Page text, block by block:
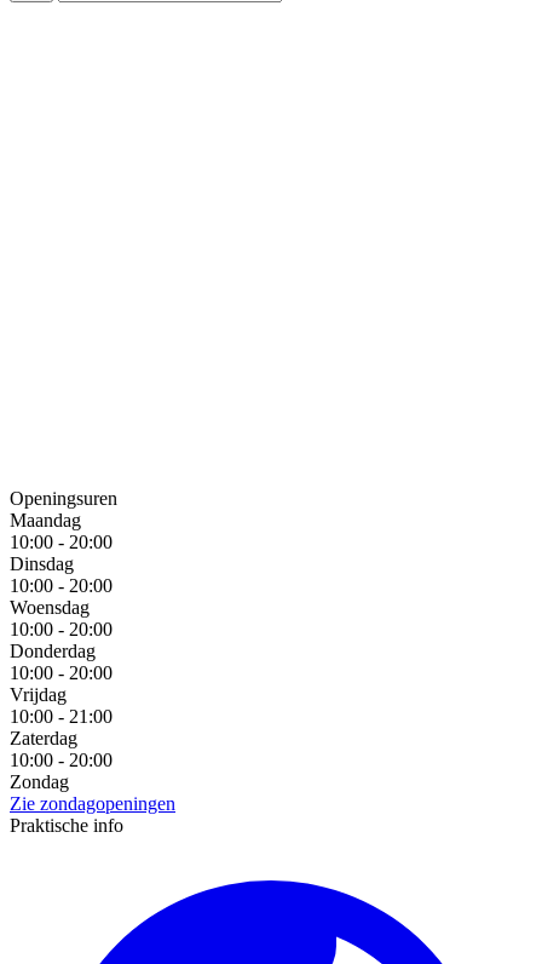
Openingsuren
Maandag
10:00 - 20:00
Dinsdag
10:00 - 20:00
Woensdag
10:00 - 20:00
Donderdag
10:00 - 20:00
Vrijdag
10:00 - 21:00
Zaterdag
10:00 - 20:00
Zondag
Zie zondagopeningen
Praktische info